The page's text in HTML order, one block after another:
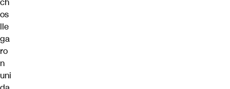
os
lle
ga
ro
n
uni